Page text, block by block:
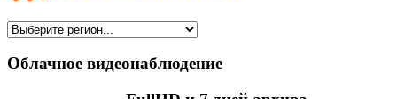
Облачное видеонаблюдение